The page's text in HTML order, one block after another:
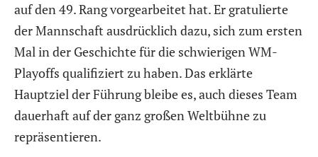
auf den 49. Rang vorgearbeitet hat. Er gratulierte
der Mannschaft ausdrücklich dazu, sich zum ersten
Mal in der Geschichte für die schwierigen WM-
Playoffs qualifiziert zu haben. Das erklärte
Hauptziel der Führung bleibe es, auch dieses Team
dauerhaft auf der ganz großen Weltbühne zu
repräsentieren.